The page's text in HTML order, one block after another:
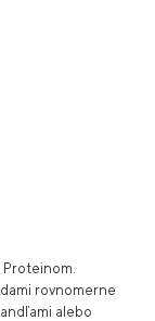
rovnomerne
alebo